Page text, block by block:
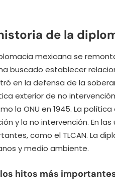
de la
mexicana se
buscado establecer
en la defensa de la
exterior de no
la ONU en 1945. La
y la no intervención. En
como el TLCAN. La
y medio ambiente.
hitos más